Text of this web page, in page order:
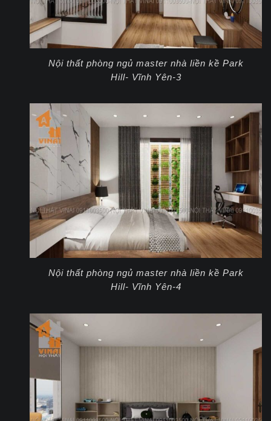
Nội thất phòng ngủ master nhà liền kề Park
Hill- Vĩnh Yên-3
Nội thất phòng ngủ master nhà liền kề Park
Hill- Vĩnh Yên-4